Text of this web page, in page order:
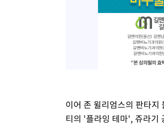
이어 존 윌리엄스의 판타
티의 '플라잉 테마', 쥬라기